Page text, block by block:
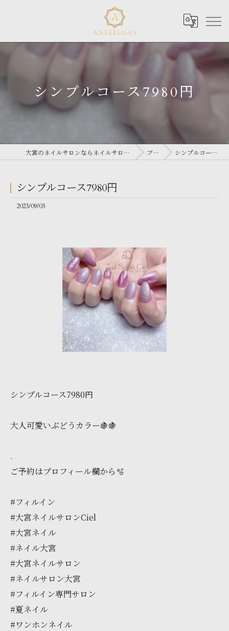
シンプルコース7980円
大宮のネイルサロンならネイルサロン Antellijan 大宮 ブログ シンプルコース7980円
シンプルコース7980円
2023/09/03
シンプルコース7980円
大人可愛いぶどうカラー🍇🍇
.
ご予約はプロフィール欄から🫧
#フィルイン
#大宮ネイルサロンCiel
#大宮ネイル
#ネイル大宮
#大宮ネイルサロン
#ネイルサロン大宮
#フィルイン専門サロン
#夏ネイル
#ワンホンネイル